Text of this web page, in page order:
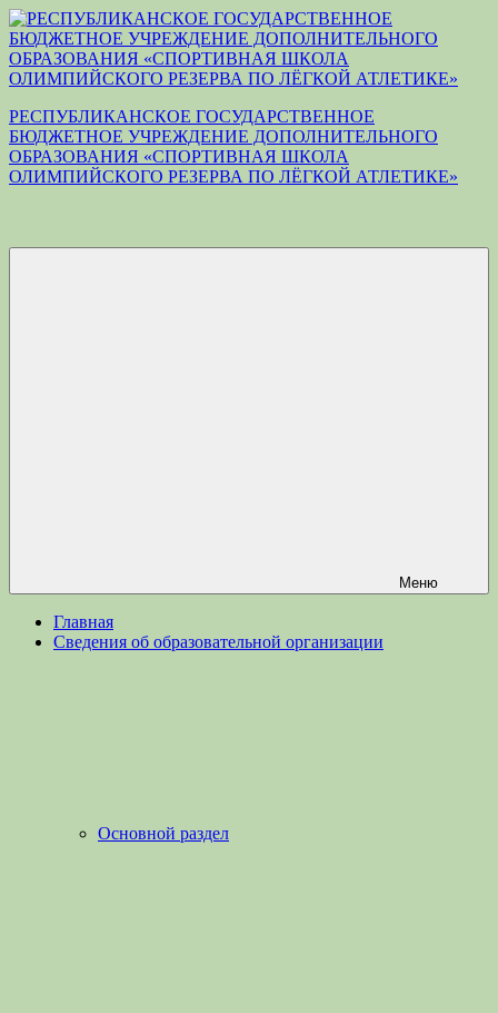
Перейти
к
содержимому
РЕСПУБЛИКАНСКОЕ ГОСУДАРСТВЕННОЕ
БЮДЖЕТНОЕ УЧРЕЖДЕНИЕ ДОПОЛНИТЕЛЬНОГО
ОБРАЗОВАНИЯ «СПОРТИВНАЯ ШКОЛА
ОЛИМПИЙСКОГО РЕЗЕРВА ПО ЛЁГКОЙ АТЛЕТИКЕ»
Меню
Главная
Сведения об образовательной организации
Основной раздел